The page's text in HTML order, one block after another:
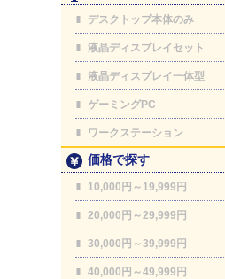
デスクトップ本体のみ
液晶ディスプレイセット
液晶ディスプレイ一体型
ゲーミングPC
ワークステーション
価格で探す
10,000円～19,999円
20,000円～29,999円
30,000円～39,999円
40,000円～49,999円